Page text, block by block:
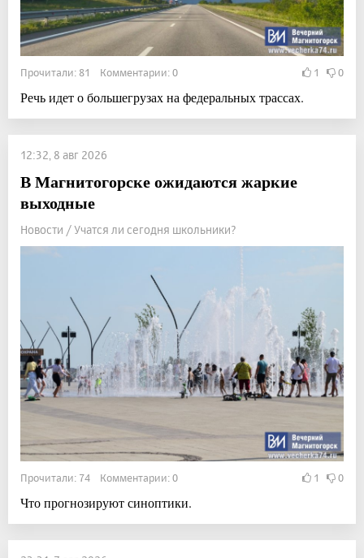
Прочитали: 81 Комментарии: 0 1 0
Речь идет о большегрузах на федеральных трассах.
12:32, 8 авг 2026
В Магнитогорске ожидаются жаркие
выходные
Новости / Учатся ли сегодня школьники?
Прочитали: 74 Комментарии: 0 1 0
Что прогнозируют синоптики.